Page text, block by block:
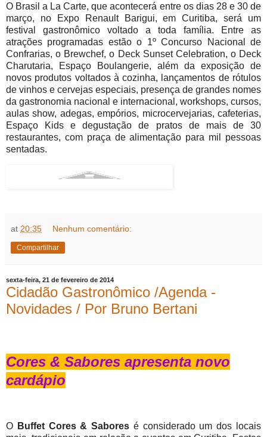
O Brasil a La Carte, que acontecerá entre os dias 28 e 30 de
março, no Expo Renault Barigui, em Curitiba, será um
festival gastronômico voltado a toda família. Entre as
atrações programadas estão o 1º Concurso Nacional de
Confrarias, o Brewchef, o Deck Sunset Celebration, o Deck
Charutaria, Espaço Boulangerie, além da exposição de
novos produtos voltados à cozinha, lançamentos de rótulos
de vinhos e cervejas especiais, presença de grandes nomes
da gastronomia nacional e internacional, workshops, cursos,
aulas show, adegas, empórios, microcervejarias, cafeterias,
Espaço Kids e degustação de pratos de mais de 30
restaurantes, com praça de alimentação para mil pessoas
sentadas.
at 20:35 Nenhum comentário:
Compartilhar
sexta-feira, 21 de fevereiro de 2014
Cidadão Gastronômico /Agenda -
Novidades / Por Bruno Bertani
Cores & Sabores apresenta novo
cardápio
O Buffet Cores & Sabores é considerado um dos locais